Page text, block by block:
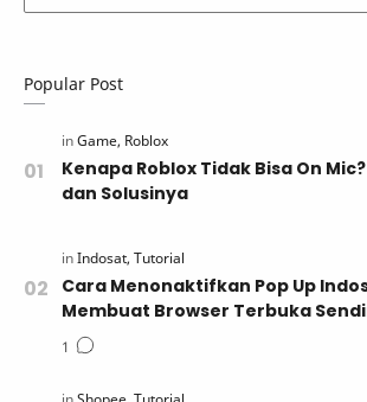
Popular Post
Kenapa Roblox Tidak Bisa On
dan Solusinya
Cara Menonaktifkan Pop Up
Membuat Browser Terbuka